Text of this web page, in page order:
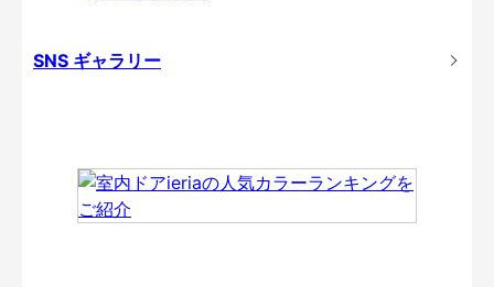
SNS ギャラリー